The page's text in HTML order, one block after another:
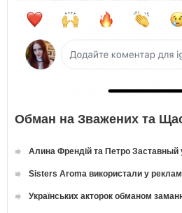
Обман на Зважених та
Алина Френдій та Петро Заставный
Sisters Aroma використали у
Українських акторок обманом